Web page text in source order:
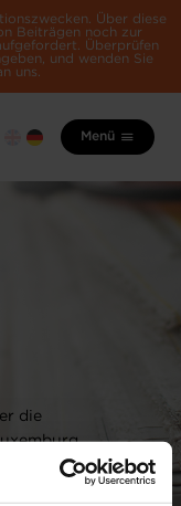
Über diese
Beiträgen noch zur
Überprüfen
und wenden Sie
uns.
Menü
die